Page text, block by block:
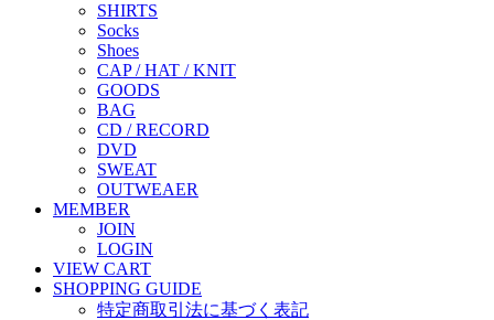
SHIRTS
Socks
Shoes
CAP / HAT / KNIT
GOODS
BAG
CD / RECORD
DVD
SWEAT
OUTWEAER
MEMBER
JOIN
LOGIN
VIEW CART
SHOPPING GUIDE
特定商取引法に基づく表記